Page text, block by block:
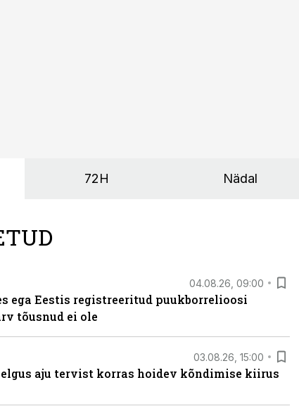
72H Nädal
04.08.26, 09:00
ega Eestis registreeritud puukborrelioosi
tõusnud ei ole
03.08.26, 15:00
aju tervist korras hoidev kõndimise kiirus